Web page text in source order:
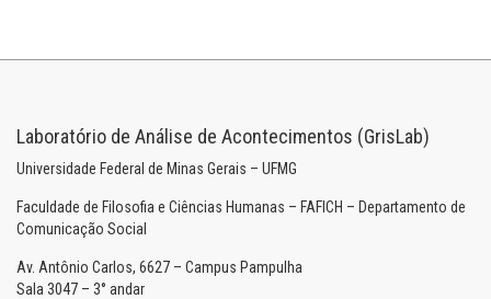
Laboratório de Análise de Acontecimentos (GrisLab)
Universidade Federal de Minas Gerais – UFMG
Faculdade de Filosofia e Ciências Humanas – FAFICH – Departamento de
Comunicação Social
Av. Antônio Carlos, 6627 – Campus Pampulha
Sala 3047 – 3° andar